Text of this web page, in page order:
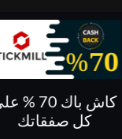
بونص 10 % على
الايداع